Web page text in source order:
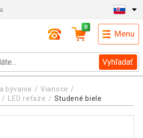
Vyhľadať
0
Menu
bývanie
Vianoce
LED reťaze Studené biele